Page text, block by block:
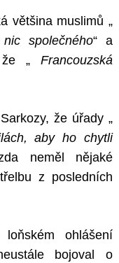
většina muslimů „
společného“ a
že „ Francouzská
že úřady „
aby ho chytli
neměl nějaké
z posledních
ohlášení
bojoval o